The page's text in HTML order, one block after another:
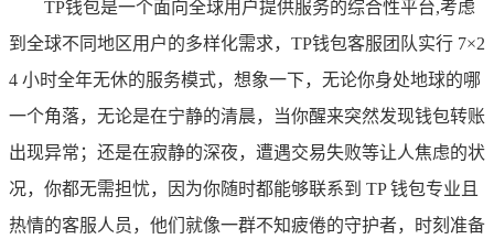
TP钱包是一个面向全球用户提供服务的综合性平台,考虑
到全球不同地区用户的多样化需求，TP钱包客服团队实行 7×2
4 小时全年无休的服务模式，想象一下，无论你身处地球的哪
一个角落，无论是在宁静的清晨，当你醒来突然发现钱包转账
出现异常；还是在寂静的深夜，遭遇交易失败等让人焦虑的状
况，你都无需担忧，因为你随时都能够联系到 TP 钱包专业且
热情的客服人员，他们就像一群不知疲倦的守护者，时刻准备